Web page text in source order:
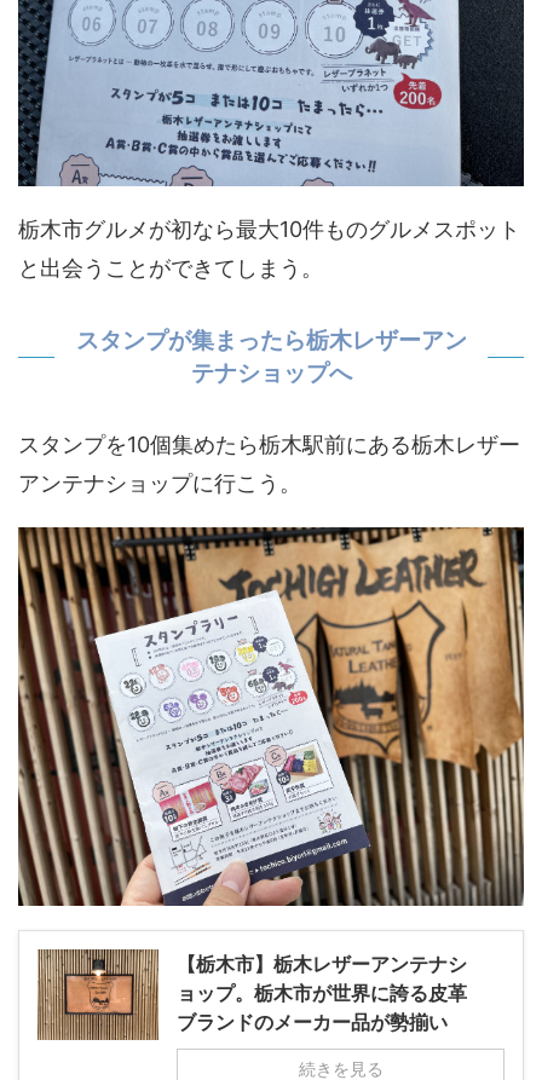
栃木市グルメが初なら最大10件ものグルメスポット
と出会うことができてしまう。
スタンプが集まったら栃木レザーアン
テナショップへ
スタンプを10個集めたら栃木駅前にある栃木レザー
アンテナショップに行こう。
【栃木市】栃木レザーアンテナシ
ョップ。栃木市が世界に誇る皮革
ブランドのメーカー品が勢揃い
続きを見る